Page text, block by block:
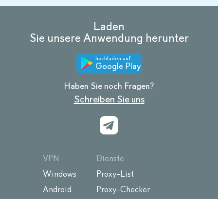
Laden
Sie unsere Anwendung herunter
hochladen auf
Google Play
Haben Sie noch Fragen?
Schreiben Sie uns
VPN
Windows
Android
Dienste
Proxy-List
Proxy-Checker